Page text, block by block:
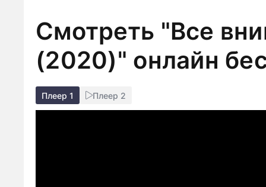
Смотреть "Все
(2020)" онлайн
Плеер 1 Плеер 2